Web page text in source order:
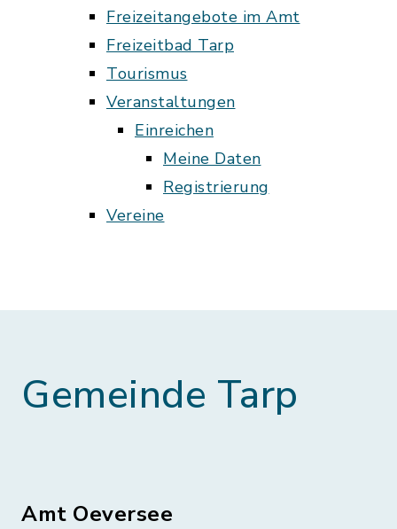
Freizeitangebote im Amt
Freizeitbad Tarp
Tourismus
Veranstaltungen
Einreichen
Meine Daten
Registrierung
Vereine
Gemeinde Tarp
Amt Oeversee